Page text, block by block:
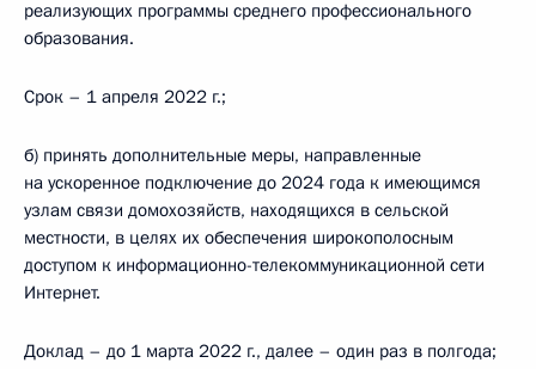
реализующих программы среднего профессионального
образования.
Срок – 1 апреля 2022 г.;
б) принять дополнительные меры, направленные
на ускоренное подключение до 2024 года к имеющимся
узлам связи домохозяйств, находящихся в сельской
местности, в целях их обеспечения широкополосным
доступом к информационно-телекоммуникационной сети
Интернет.
Доклад – до 1 марта 2022 г., далее – один раз в полгода;